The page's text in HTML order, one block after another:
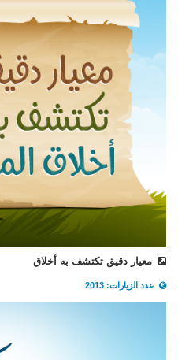
معيار دقيق تكتشف به أخلاق
عدد الزيارات: 2013